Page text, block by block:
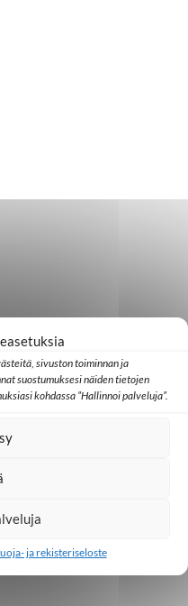
sivuston toiminnan ja
suostumuksesi näiden tietojen
kohdassa ”Hallinnoi palveluja”.
ja rekisteriseloste